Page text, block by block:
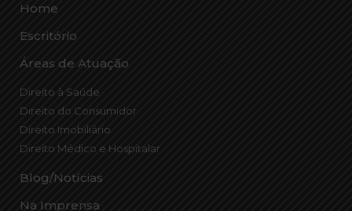
Home
Escritório
Áreas de Atuação
Direito à Saúde
Direito do Consumidor
Direito Imobiliário
Direito Médico e Hospitalar
Blog/Notícias
Na Imprensa